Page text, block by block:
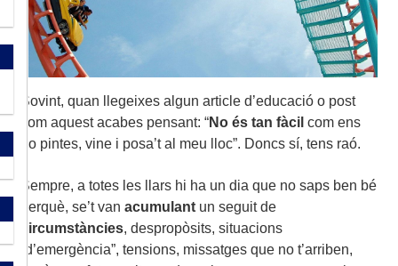
Sovint, quan llegeixes algun article d’educació o post
com aquest acabes pensant: “No és tan fàcil com ens
ho pintes, vine i posa’t al meu lloc”. Doncs sí, tens raó.
Sempre, a totes les llars hi ha un dia que no saps ben bé
perquè, se’t van acumulant un seguit de
circumstàncies, despropòsits, situacions
“d’emergència”, tensions, missatges que no t’arriben,